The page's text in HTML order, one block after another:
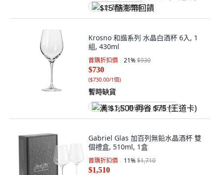
$15 酷澎幣回饋
Krosno 和諧系列 水晶白酒杯 6入, 1
組, 430ml
首購折扣價 21%$930
$730
($730.00/1個)
暫時缺貨
满 $1,500 再省 $75 (王道卡)
Gabriel Glas 加百列無鉛水晶酒杯 雙
個禮盒, 510ml, 1盒
首購折扣價 11%$1,710
$1,510